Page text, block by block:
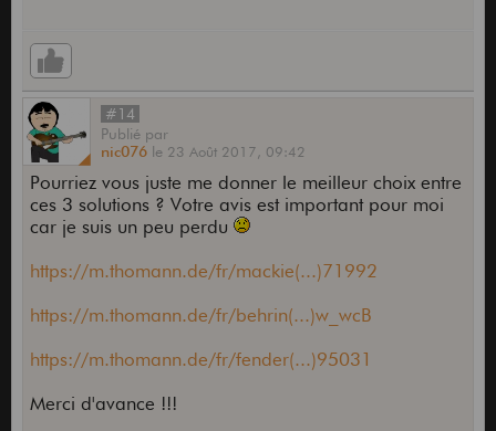
#14
Publié par
nic076 le 23 Août 2017, 09:42
Pourriez vous juste me donner le meilleur choix entre
ces 3 solutions ? Votre avis est important pour moi
car je suis un peu perdu
https://m.thomann.de/fr/mackie(...)71992
https://m.thomann.de/fr/behrin(...)w_wcB
https://m.thomann.de/fr/fender(...)95031
Merci d'avance !!!